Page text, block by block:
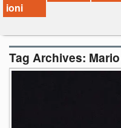
Chi siamo
Contatti
ioni
Tag Archives: